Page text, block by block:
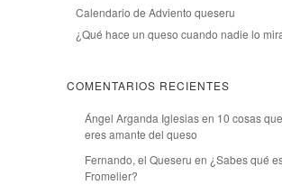
Calendario de Adviento queseru
¿Qué hace un queso cuando nadie lo
COMENTARIOS RECIENTES
Ángel Arganda Iglesiasen 10 cosas
eres amante del queso
Fernando, el Queseru en ¿Sabes qué
Fromelier?